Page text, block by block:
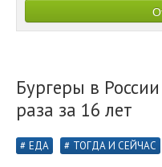
Бургеры в
раза за 16 лет
ЕДА ТОГДА И СЕЙЧАС